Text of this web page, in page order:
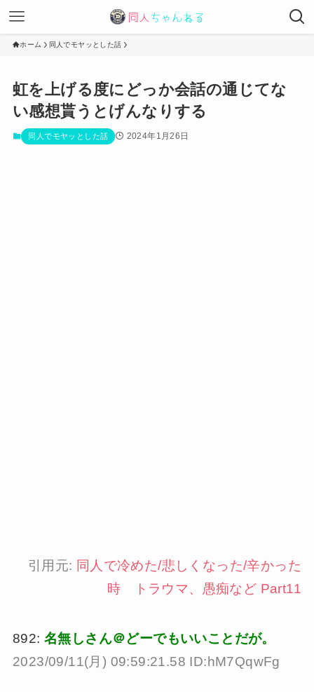
ホーム 同人でモヤッとした話
虹を上げる度にどっか会話の通じてな
い感想貰うとげんなりする
同人でモヤッとした話 2024年1月26日
引用元: 同人で冷めた/悲しくなった/辛かった
時 トラウマ、愚痴など Part11
892: 名無しさん＠どーでもいいことだが。
2023/09/11(月) 09:59:21.58 ID:hM7QqwFg